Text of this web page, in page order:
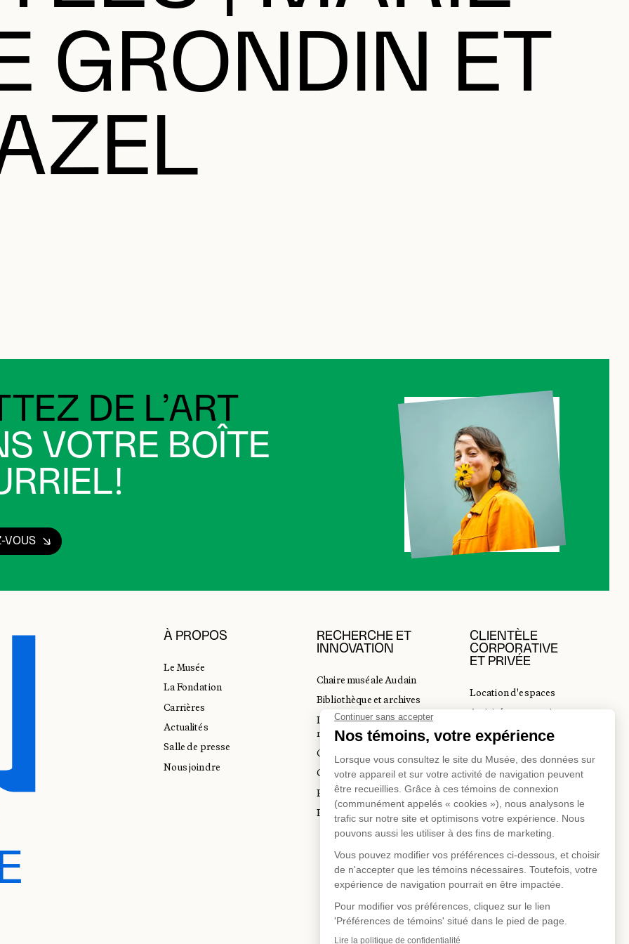
GRONDIN ET
DE L’ART
VOTRE BOÎTE
VOUS
À PROPOS
Le Musée
La Fondation
Carrières
Actualités
Salle de presse
Nous joindre
RECHERCHE ET
INNOVATION
Chaire muséale Audain
Bibliothèque et archives
Incubateur d’innovations
muséales
Guide de numérisation 3D
Commandes d'images
Prix en art actuel
Prix Lynne-Cohen
CLIENTÈLE
CORPORATIVE
ET PRIVÉE
Location d'espaces
Activités corporatives
Location d'œuvres
du tourisme